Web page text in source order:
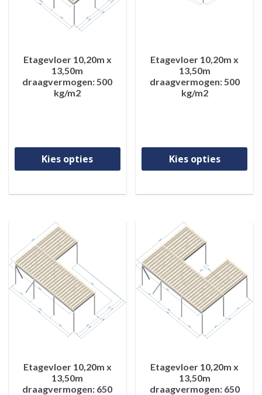
Etagevloer 10,20m x
13,50m
draagvermogen: 500
kg/m2
Kies opties
Dit product heeft meerdere
Etagevloer 10,20m x
13,50m
draagvermogen: 500
kg/m2
Kies opties
Etagevloer 10,20m x
13,50m
draagvermogen: 650
Etagevloer 10,20m x
13,50m
draagvermogen: 650